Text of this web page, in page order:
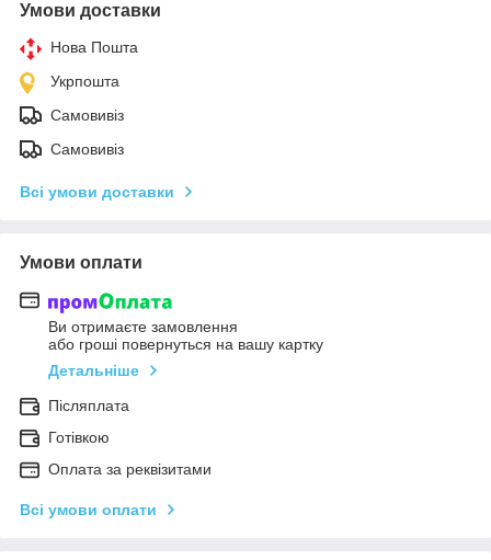
Умови доставки
Нова Пошта
Укрпошта
Самовивіз
Самовивіз
Всі умови доставки
Умови оплати
Ви отримаєте замовлення
або гроші повернуться на вашу картку
Детальніше
Післяплата
Готівкою
Оплата за реквізитами
Всі умови оплати